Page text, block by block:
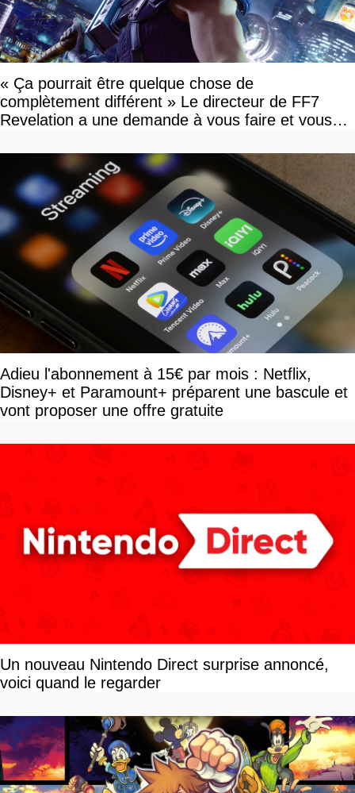
« Ça pourrait être quelque chose de
complètement différent » Le directeur de FF7
Revelation a une demande à vous faire et vous
Adieu l'abonnement à 15€ par mois : Netflix,
Disney+ et Paramount+ préparent une bascule et
vont proposer une offre gratuite
Un nouveau Nintendo Direct surprise annoncé,
voici quand le regarder